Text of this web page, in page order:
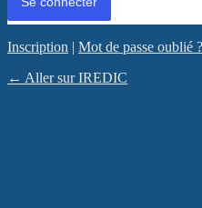
Inscription | Mot de passe oublié ?
← Aller sur IREDIC